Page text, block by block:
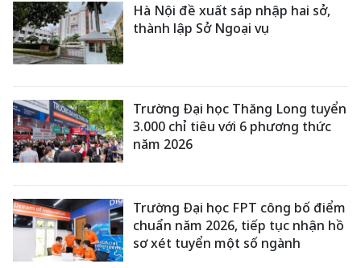
Hà Nội đề xuất sáp nhập hai sở,
thành lập Sở Ngoại vụ
Trường Đại học Thăng Long tuyển
3.000 chỉ tiêu với 6 phương thức
năm 2026
Trường Đại học FPT công bố điểm
chuẩn năm 2026, tiếp tục nhận hồ
sơ xét tuyển một số ngành